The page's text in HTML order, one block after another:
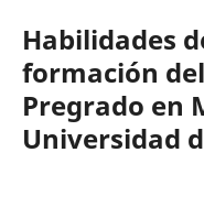
Habilidades
formación
Pregrado en
Universidad